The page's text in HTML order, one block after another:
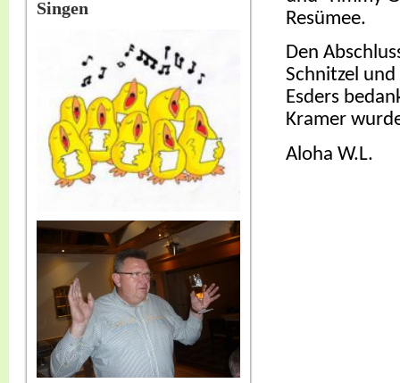
Singen
Resümee.
Den
Schnitzel
Esders
Kramer
Aloha W.L.